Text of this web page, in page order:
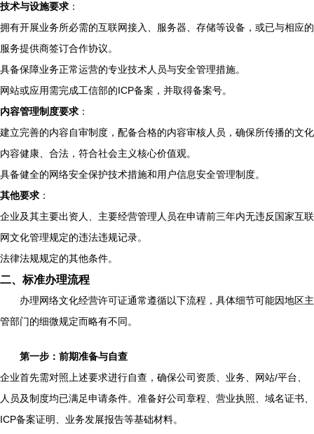
技术与设施要求 ：
拥有开展业务所必需的互联网接入、服务器、存储等设备，或已与相应的
服务提供商签订合作协议。
具备保障业务正常运营的专业技术人员与安全管理措施。
网站或应用需完成工信部的ICP备案，并取得备案号。
内容管理制度要求 ：
建立完善的内容自审制度，配备合格的内容审核人员，确保所传播的文化
内容健康、合法，符合社会主义核心价值观。
具备健全的网络安全保护技术措施和用户信息安全管理制度。
其他要求 ：
企业及其主要出资人、主要经营管理人员在申请前三年内无违反国家互联
网文化管理规定的违法违规记录。
法律法规规定的其他条件。
二、标准办理流程
办理网络文化经营许可证通常遵循以下流程，具体细节可能因地区主
管部门的细微规定而略有不同。
第一步：前期准备与自查
企业首先需对照上述要求进行自查，确保公司资质、业务、网站/平台、
人员及制度均已满足申请条件。准备好公司章程、营业执照、域名证书、
ICP备案证明、业务发展报告等基础材料。